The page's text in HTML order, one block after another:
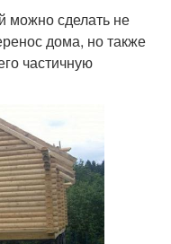
можно сделать не
дома, но также
частичную